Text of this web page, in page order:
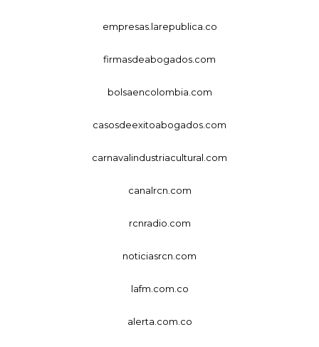
empresas.larepublica.co
firmasdeabogados.com
bolsaencolombia.com
casosdeexitoabogados.com
carnavalindustriacultural.com
canalrcn.com
rcnradio.com
noticiasrcn.com
lafm.com.co
alerta.com.co